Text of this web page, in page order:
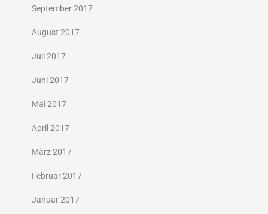
September 2017
August 2017
Juli 2017
Juni 2017
Mai 2017
April 2017
März 2017
Februar 2017
Januar 2017